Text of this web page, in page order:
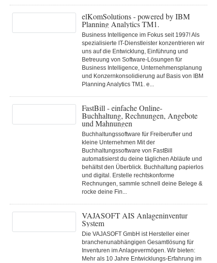
elKomSolutions - powered by IBM
Planning Analytics TM1.
Business Intelligence im Fokus seit 1997! Als
spezialisierte IT-Dienstleister konzentrieren wir
uns auf die Entwicklung, Einführung und
Betreuung von Software-Lösungen für
Business Intelligence, Unternehmensplanung
und Konzernkonsolidierung auf Basis von IBM
Planning Analytics TM1. e...
FastBill - einfache Online-
Buchhaltung, Rechnungen, Angebote
und Mahnungen
Buchhaltungssoftware für Freiberufler und
kleine Unternehmen Mit der
Buchhaltungssoftware von FastBill
automatisierst du deine täglichen Abläufe und
behältst den Überblick. Buchhaltung papierlos
und digital. Erstelle rechtskonforme
Rechnungen, sammle schnell deine Belege &
rocke deine Fin...
VAJASOFT AIS Anlageninventur
System
Die VAJASOFT GmbH ist Hersteller einer
branchenunabhängigen Gesamtlösung für
Inventuren im Anlagevermögen. Wir bieten:
Mehr als 10 Jahre Entwicklungs-Erfahrung im